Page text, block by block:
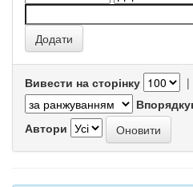
Вивести на сторінку |
Автори